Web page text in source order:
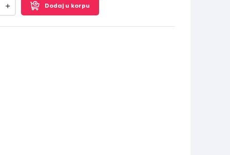
Dodaj u korpu